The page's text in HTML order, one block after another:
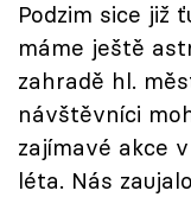
Těhotnej
Sledujte
Přihlášení
Podzim sice již
máme ještě
zahradě hl.
návštěvníci
zajímavé akce
léta. Nás